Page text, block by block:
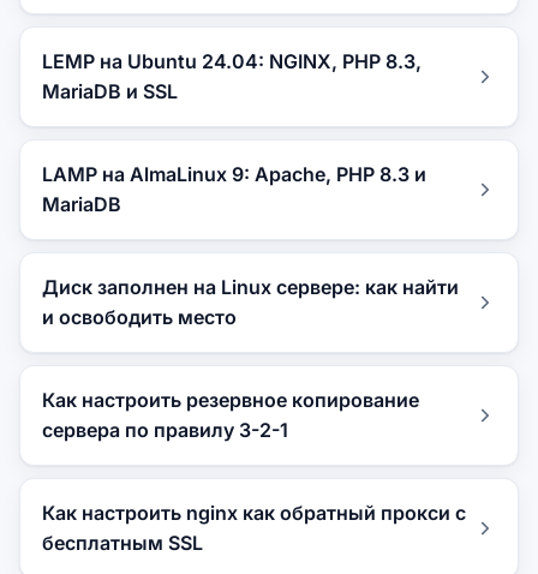
LEMP на Ubuntu 24.04: NGINX, PHP 8.3,
MariaDB и SSL
LAMP на AlmaLinux 9: Apache, PHP 8.3 и
MariaDB
Диск заполнен на Linux сервере: как найти
и освободить место
Как настроить резервное копирование
сервера по правилу 3-2-1
Как настроить nginx как обратный прокси с
бесплатным SSL